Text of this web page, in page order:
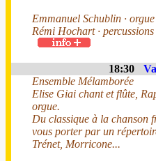
Emmanuel Schublin ·
Rémi Hochart · percussions
18:30
Ensemble Mélamborée
Elise Giai chant et flûte,
orgue.
Du classique à la chanson
vous porter par un
Trénet, Morricone...